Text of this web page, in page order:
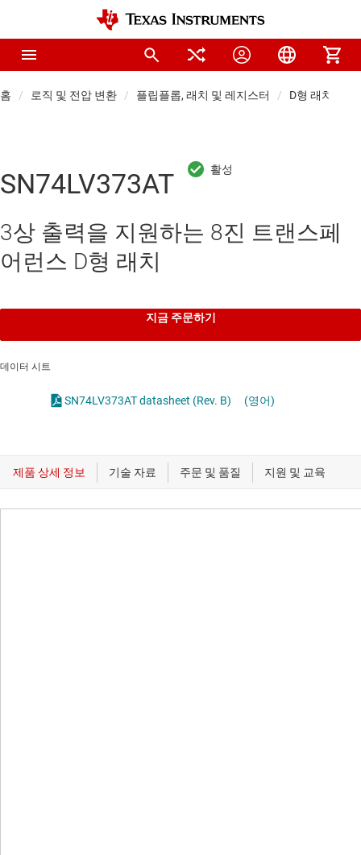
홈 로직 및 전압 변환 플립플롭, 래치 및 레지스터 D형 래치
SN74LV373AT
3상 출력을 지원하는 8진 트랜스페
어런스 D형 래치
지금 주문하기
데이터 시트
SN74LV373AT datasheet (Rev. B) (영어)